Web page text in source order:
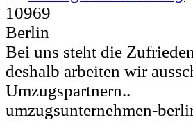
10969
Berlin
Bei uns steht die
deshalb arbeiten wir
Umzugspartnern..
umzugsunternehmen-